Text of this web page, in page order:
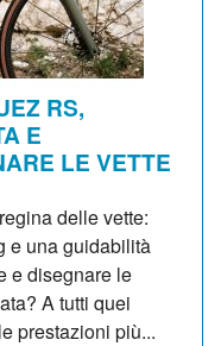
RS,
E
LE VETTE
delle vette:
e una guidabilità
e disegnare le
A tutti quei
prestazioni più...